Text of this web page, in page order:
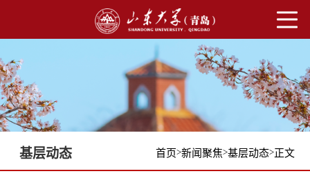
基层动态 首页>新闻聚焦>基层动态>正文